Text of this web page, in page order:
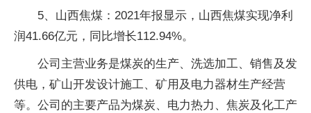
5、山西焦煤：2021年报显示，山西焦煤实现净利
润41.66亿元，同比增长112.94%。
公司主营业务是煤炭的生产、洗选加工、销售及发
供电，矿山开发设计施工、矿用及电力器材生产经营
等。公司的主要产品为煤炭、电力热力、焦炭及化工产